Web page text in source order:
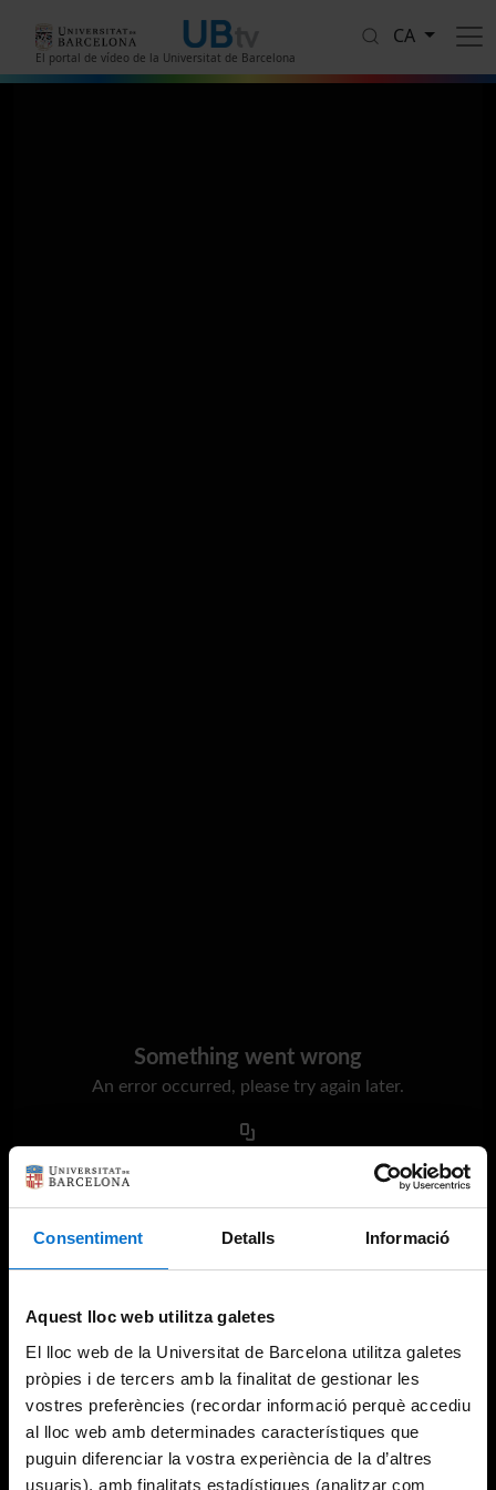
Consentiment Detalls Informació
Aquest lloc web utilitza galetes
El lloc web de la Universitat de Barcelona utilitza galetes
pròpies i de tercers amb la finalitat de gestionar les
vostres preferències (recordar informació perquè accediu
al lloc web amb determinades característiques que
puguin diferenciar la vostra experiència de la d’altres
usuaris), amb finalitats estadístiques (analitzar com
El portal de vídeo de la Universitat de Barcelona
CA
Something went wrong
An error occurred, please try again later.